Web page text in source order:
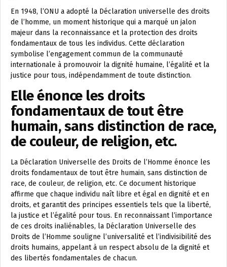
En 1948, l’ONU a adopté la Déclaration universelle des droits
de l’homme, un moment historique qui a marqué un jalon
majeur dans la reconnaissance et la protection des droits
fondamentaux de tous les individus. Cette déclaration
symbolise l’engagement commun de la communauté
internationale à promouvoir la dignité humaine, l’égalité et la
justice pour tous, indépendamment de toute distinction.
Elle énonce les droits
fondamentaux de tout être
humain, sans distinction de race,
de couleur, de religion, etc.
La Déclaration Universelle des Droits de l’Homme énonce les
droits fondamentaux de tout être humain, sans distinction de
race, de couleur, de religion, etc. Ce document historique
affirme que chaque individu naît libre et égal en dignité et en
droits, et garantit des principes essentiels tels que la liberté,
la justice et l’égalité pour tous. En reconnaissant l’importance
de ces droits inaliénables, la Déclaration Universelle des
Droits de l’Homme souligne l’universalité et l’indivisibilité des
droits humains, appelant à un respect absolu de la dignité et
des libertés fondamentales de chacun.